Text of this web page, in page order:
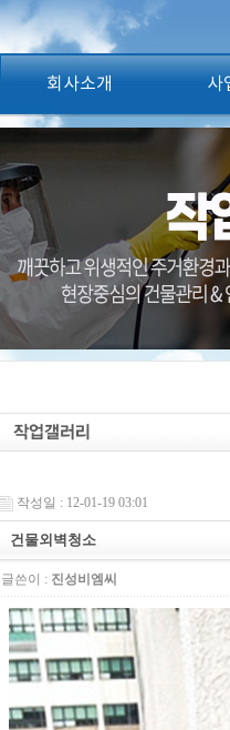
회사소개 사
작성일 : 12-01-19 03:01
건물외벽청소
글쓴이 : 진성비엠씨